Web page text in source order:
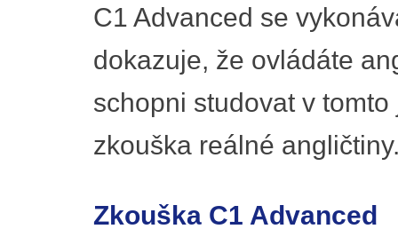
C1 Advanced se
dokazuje, že ovládáte
schopni studovat v
zkouška reálné
Zkouška C1 Advanced